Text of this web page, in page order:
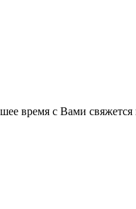
время с Вами свяжется